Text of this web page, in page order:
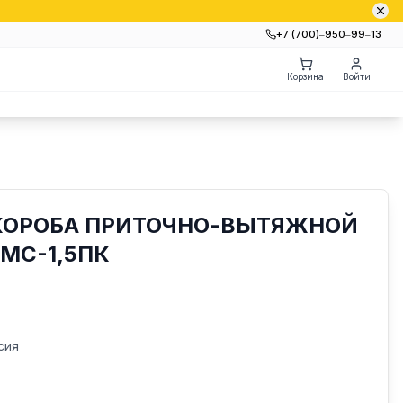
+7 (700)‒950‒99‒13
Корзина Войти
ПРИТОЧНО-ВЫТЯЖНОЙ
1,5ПК